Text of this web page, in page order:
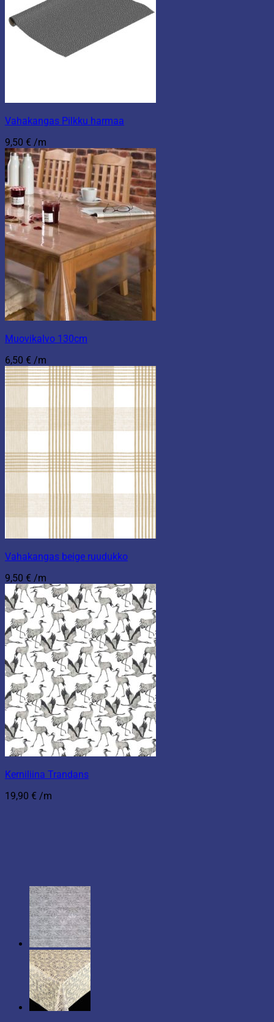
Vahakangas Pilkku harmaa
9,50 € /m
Muovikalvo 130cm
6,50 € /m
Vahakangas beige ruudukko
9,50 € /m
Kerniliina Trandans
19,90 € /m